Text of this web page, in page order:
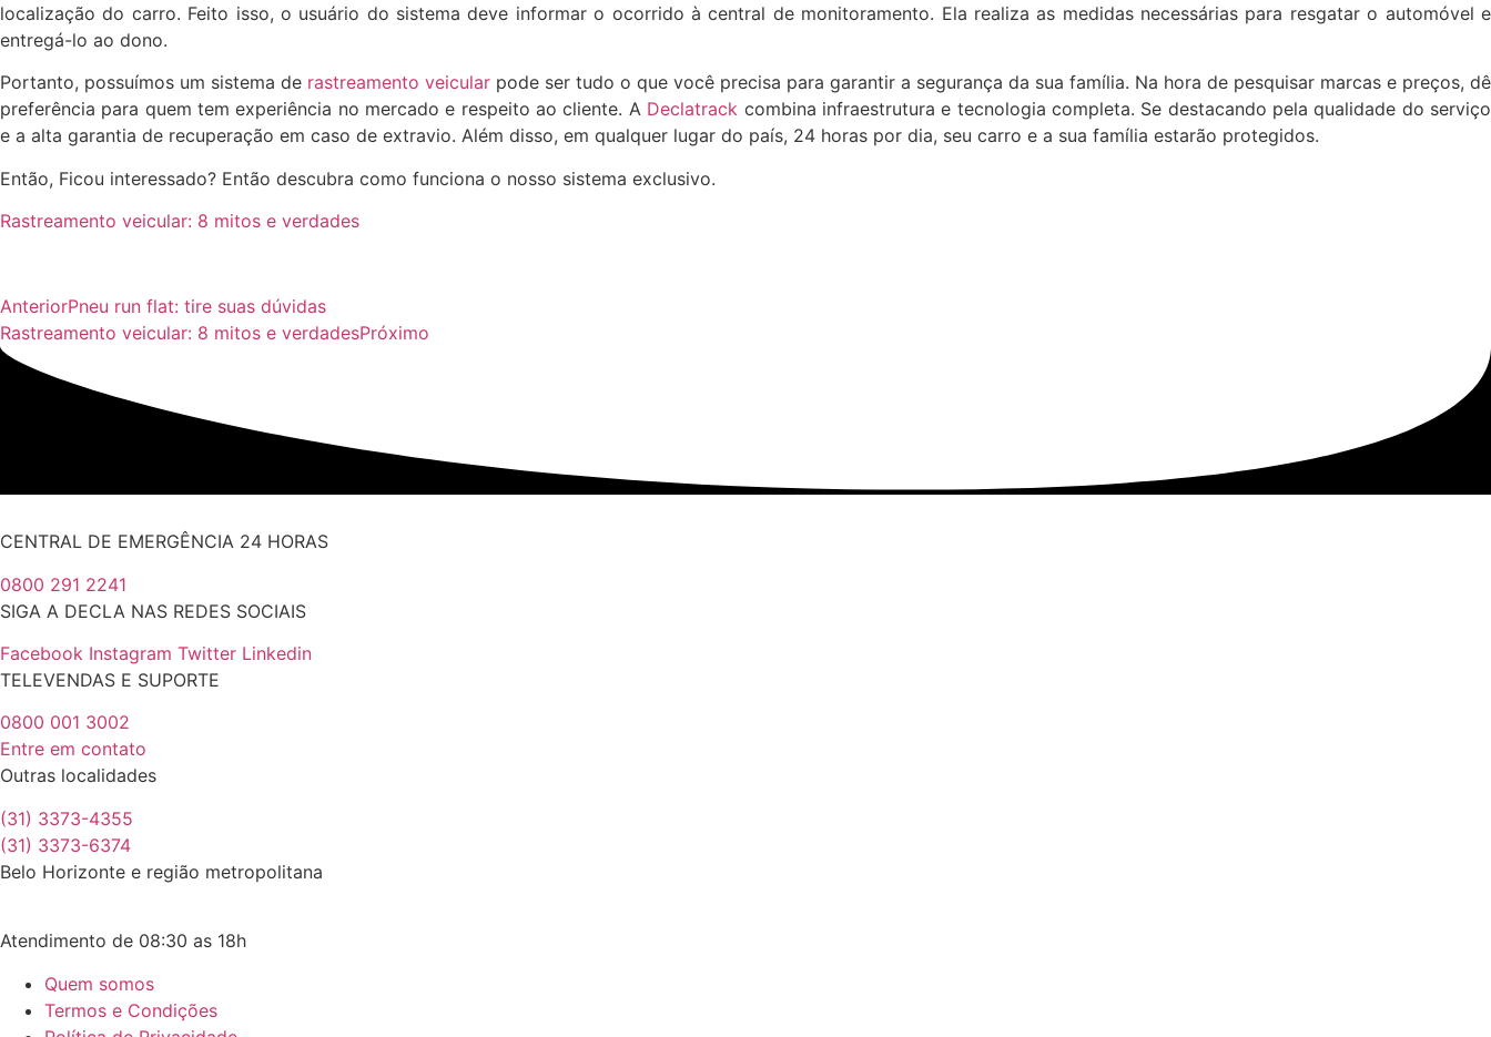
localização do carro. Feito isso, o usuário do sistema deve informar o ocorrido à central de monitoramento. Ela realiza as medidas necessárias para resgatar o automóvel e
entregá-lo ao dono.
Portanto, possuímos um sistema de rastreamento veicular pode ser tudo o que você precisa para garantir a segurança da sua família. Na hora de pesquisar marcas e preços, dê
preferência para quem tem experiência no mercado e respeito ao cliente. A Declatrack combina infraestrutura e tecnologia completa. Se destacando pela qualidade do serviço
e a alta garantia de recuperação em caso de extravio. Além disso, em qualquer lugar do país, 24 horas por dia, seu carro e a sua família estarão protegidos.
Então, Ficou interessado? Então descubra como funciona o nosso sistema exclusivo.
Rastreamento veicular: 8 mitos e verdades
AnteriorPneu run flat: tire suas dúvidas
Rastreamento veicular: 8 mitos e verdadesPróximo
CENTRAL DE EMERGÊNCIA 24 HORAS
0800 291 2241
SIGA A DECLA NAS REDES SOCIAIS
Facebook Instagram Twitter Linkedin
TELEVENDAS E SUPORTE
0800 001 3002
Entre em contato
Outras localidades
(31) 3373-4355
(31) 3373-6374
Belo Horizonte e região metropolitana
Atendimento de 08:30 as 18h
Quem somos
Termos e Condições